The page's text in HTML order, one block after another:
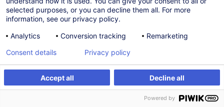
S'inscrire Formation sur mesure
au travail
En collaboration avec:
selected purposes, or you can decline them all. For more
information, see our privacy policy.
Analytics
Conversion tracking Remarketing
Accept all Decline all
Consent details Privacy policy
Powered by